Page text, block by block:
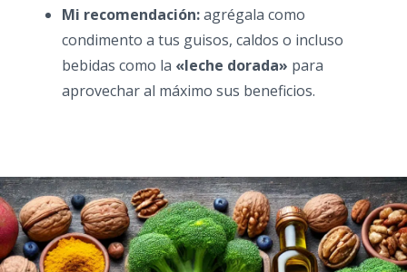
Mi recomendación:agrégala como
condimento a tus guisos, caldos o incluso
bebidas como la «leche dorada» para
aprovechar al máximo sus beneficios.